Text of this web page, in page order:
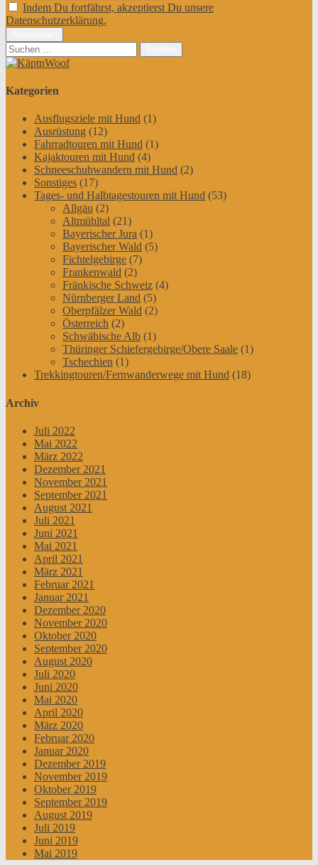
Indem Du fortfährst, akzeptierst Du unsere
Datenschutzerklärung.
Suchen
nach:
Kategorien
Ausflugsziele mit Hund (1)
Ausrüstung (12)
Fahrradtouren mit Hund (1)
Kajaktouren mit Hund (4)
Schneeschuhwandern mit Hund (2)
Sonstiges (17)
Tages- und Halbtagestouren mit Hund (53)
Allgäu (2)
Altmühltal (21)
Bayerischer Jura (1)
Bayerischer Wald (5)
Fichtelgebirge (7)
Frankenwald (2)
Fränkische Schweiz (4)
Nürnberger Land (5)
Oberpfälzer Wald (2)
Österreich (2)
Schwäbische Alb (1)
Thüringer Schiefergebirge/Obere Saale (1)
Tschechien (1)
Trekkingtouren/Fernwanderwege mit Hund (18)
Archiv
Juli 2022
Mai 2022
März 2022
Dezember 2021
November 2021
September 2021
August 2021
Juli 2021
Juni 2021
Mai 2021
April 2021
März 2021
Februar 2021
Januar 2021
Dezember 2020
November 2020
Oktober 2020
September 2020
August 2020
Juli 2020
Juni 2020
Mai 2020
April 2020
März 2020
Februar 2020
Januar 2020
Dezember 2019
November 2019
Oktober 2019
September 2019
August 2019
Juli 2019
Juni 2019
Mai 2019